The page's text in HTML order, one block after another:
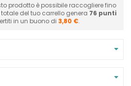
prodotto è possibile raccogliere fino
totale del tuo carrello genera 76 punti
in un buono di 3,80 €.